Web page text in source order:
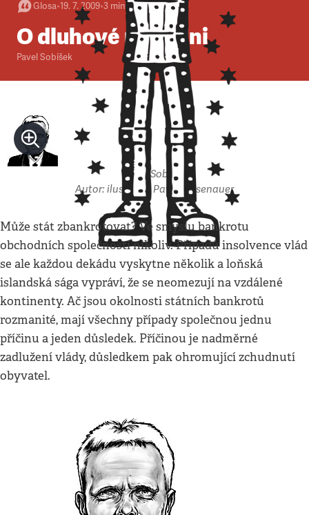
Glosa•19. 7. 2009•3 minuty
O dluhové povodni
Pavel Sobíšek
Pavel Sobíšek
Autor: ilustrace: Pavel Reisenauer
Může stát zbankrotovat? Ve smyslu bankrotu
obchodních společností nikoliv. Případů insolvence vlád
se ale každou dekádu vyskytne několik a loňská
islandská sága vypráví, že se neomezují na vzdálené
kontinenty. Ač jsou okolnosti státních bankrotů
rozmanité, mají všechny případy společnou jednu
příčinu a jeden důsledek. Příčinou je nadměrné
zadlužení vlády, důsledkem pak ohromující zchudnutí
obyvatel.